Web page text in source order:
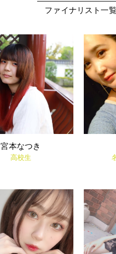
ファイナリスト一覧
宮本なつき
高校生